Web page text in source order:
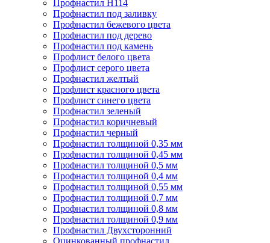
Профнастил Н114
Профнастил под заливку
Профнастил бежевого цвета
Профнастил под дерево
Профнастил под камень
Профлист белого цвета
Профлист серого цвета
Профнастил желтый
Профлист красного цвета
Профлист синего цвета
Профнастил зеленый
Профнастил коричневый
Профнастил черный
Профнастил толщиной 0,35 мм
Профнастил толщиной 0,45 мм
Профнастил толщиной 0,5 мм
Профнастил толщиной 0,4 мм
Профнастил толщиной 0,55 мм
Профнастил толщиной 0,7 мм
Профнастил толщиной 0,8 мм
Профнастил толщиной 0,9 мм
Профнастил Двухсторонний
Оцинкованный профнастил